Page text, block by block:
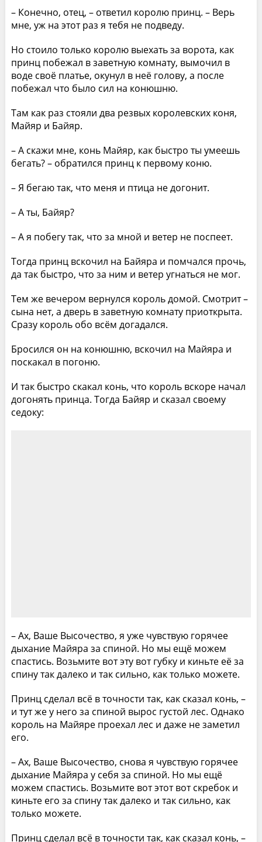
– Конечно, отец, – ответил королю принц. – Верь
мне, уж на этот раз я тебя не подведу.
Но стоило только королю выехать за ворота, как
принц побежал в заветную комнату, вымочил в
воде своё платье, окунул в неё голову, а после
побежал что было сил на конюшню.
Там как раз стояли два резвых королевских коня,
Майяр и Байяр.
– А скажи мне, конь Майяр, как быстро ты умеешь
бегать? – обратился принц к первому коню.
– Я бегаю так, что меня и птица не догонит.
– А ты, Байяр?
– А я побегу так, что за мной и ветер не поспеет.
Тогда принц вскочил на Байяра и помчался прочь,
да так быстро, что за ним и ветер угнаться не мог.
Тем же вечером вернулся король домой. Смотрит –
сына нет, а дверь в заветную комнату приоткрыта.
Сразу король обо всём догадался.
Бросился он на конюшню, вскочил на Майяра и
поскакал в погоню.
И так быстро скакал конь, что король вскоре начал
догонять принца. Тогда Байяр и сказал своему
седоку:
– Ах, Ваше Высочество, я уже чувствую горячее
дыхание Майяра за спиной. Но мы ещё можем
спастись. Возьмите вот эту вот губку и киньте её за
спину так далеко и так сильно, как только можете.
Принц сделал всё в точности так, как сказал конь, –
и тут же у него за спиной вырос густой лес. Однако
король на Майяре проехал лес и даже не заметил
его.
– Ах, Ваше Высочество, снова я чувствую горячее
дыхание Майяра у себя за спиной. Но мы ещё
можем спастись. Возьмите вот этот вот скребок и
киньте его за спину так далеко и так сильно, как
только можете.
Принц сделал всё в точности так, как сказал конь, –